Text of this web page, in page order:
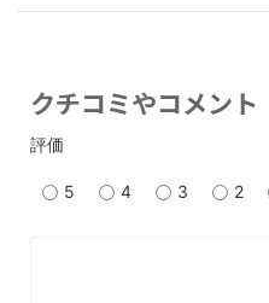
クチコミやコメント
評価
5 4 3 2